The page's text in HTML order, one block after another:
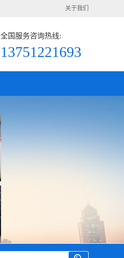
关于我们
全国服务咨询热线:
13751221693